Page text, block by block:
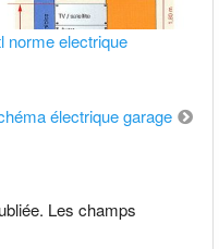
norme electrique
électrique garage
Les champs